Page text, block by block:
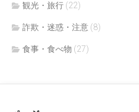
観光・旅行 (22)
詐欺・迷惑・注意 (8)
食事・食べ物 (27)